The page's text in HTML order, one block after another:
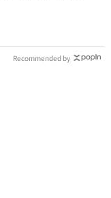
Recommended by